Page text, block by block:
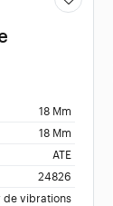
18 Mm
18 Mm
ATE
24826
de vibrations